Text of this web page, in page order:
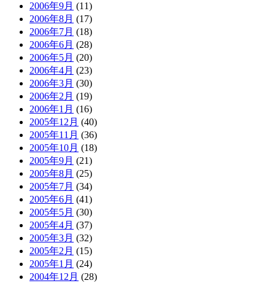
2006年9月 (11)
2006年8月 (17)
2006年7月 (18)
2006年6月 (28)
2006年5月 (20)
2006年4月 (23)
2006年3月 (30)
2006年2月 (19)
2006年1月 (16)
2005年12月 (40)
2005年11月 (36)
2005年10月 (18)
2005年9月 (21)
2005年8月 (25)
2005年7月 (34)
2005年6月 (41)
2005年5月 (30)
2005年4月 (37)
2005年3月 (32)
2005年2月 (15)
2005年1月 (24)
2004年12月 (28)